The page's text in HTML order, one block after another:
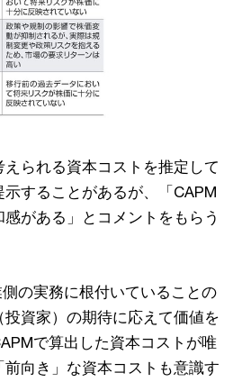
られる資本コストを推定して
することがあるが、「CAPM
がある」とコメントをもらう
の実務に根付いていることの
資家）の期待に応えて価値を
で算出した資本コストが唯
向き」な資本コストも意識す